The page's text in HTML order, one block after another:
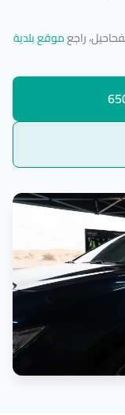
راجعموقع بلدية